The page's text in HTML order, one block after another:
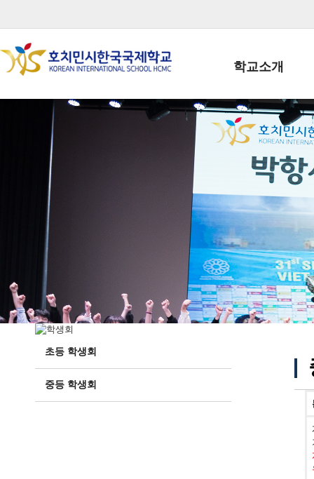
학교소개
학교장인사말
학생회장인사말
학교상징
학교 CI
교직원현황
학생현황
위치/전화
전경사진
초등 학생회
중등 학생회